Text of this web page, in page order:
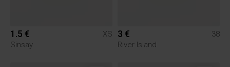
1.5 €
XS
Sinsay
3 €
38
River Island